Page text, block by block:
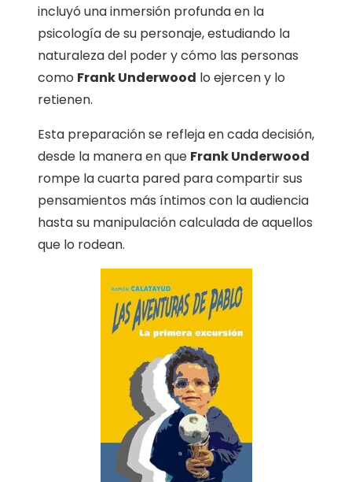
incluyó una inmersión profunda en la
psicología de su personaje, estudiando la
naturaleza del poder y cómo las personas
como Frank Underwood lo ejercen y lo
retienen.
Esta preparación se refleja en cada decisión,
desde la manera en que Frank Underwood
rompe la cuarta pared para compartir sus
pensamientos más íntimos con la audiencia
hasta su manipulación calculada de aquellos
que lo rodean.